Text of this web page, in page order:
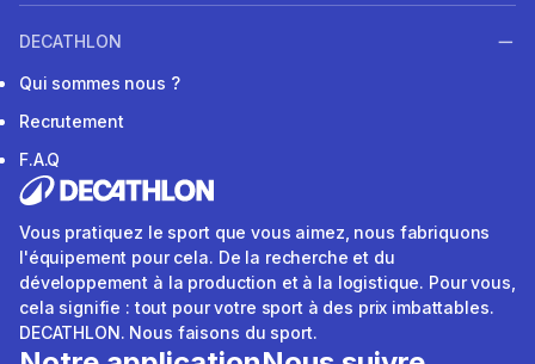
DECATHLON
Qui sommes nous ?
Recrutement
F.A.Q
Vous pratiquez le sport que vous aimez, nous fabriquons
l'équipement pour cela. De la recherche et du
développement à la production et à la logistique. Pour vous,
cela signifie : tout pour votre sport à des prix imbattables.
DECATHLON. Nous faisons du sport.